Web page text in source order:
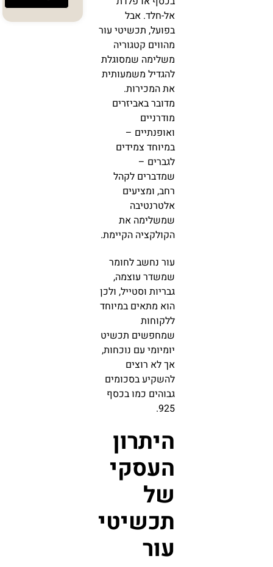
אל-חלד. אבל
בפועל, תכשיטי עור
מהווים קטגוריה
משלימה שמסוגלת
להגדיל משמעותית
את המכירות.
מדובר באביזרים
מודרניים
ואופנתיים –
במיוחד צמידים
לגברים –
שמדברים לקהל
רחב, ומציעים
אלטרנטיבה
שמשלימה את
הקולקציה הקיימת.
עור נחשב לחומר
שמשדר עוצמה,
גבריות וסטייל, ולכן
הוא מתאים במיוחד
ללקוחות
שמחפשים תכשיט
יומיומי עם נוכחות,
אך לא רוצים
להשקיע בסכומים
גבוהים כמו בכסף
925.
היתרון
העסקי
של
תכשיטי
עור